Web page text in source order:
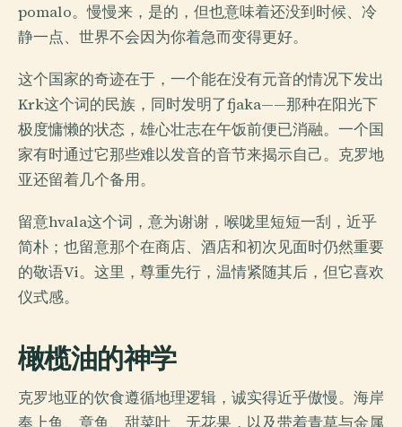
pomalo。慢慢来，是的，但也意味着还没到时候、冷
静一点、世界不会因为你着急而变得更好。
这个国家的奇迹在于，一个能在没有元音的情况下发出
Krk这个词的民族，同时发明了fjaka——那种在阳光下
极度慵懒的状态，雄心壮志在午饭前便已消融。一个国
家有时通过它那些难以发音的音节来揭示自己。克罗地
亚还留着几个备用。
留意hvala这个词，意为谢谢，喉咙里短短一刮，近乎
简朴；也留意那个在商店、酒店和初次见面时仍然重要
的敬语Vi。这里，尊重先行，温情紧随其后，但它喜欢
仪式感。
橄榄油的神学
克罗地亚的饮食遵循地理逻辑，诚实得近乎傲慢。海岸